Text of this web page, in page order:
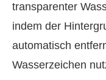
transparenter
indem der
automatisch
Wasserzeichen